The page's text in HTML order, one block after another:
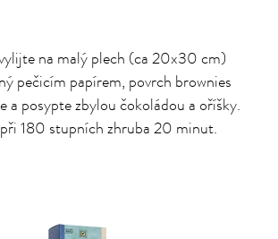
na malý plech (ca 20x30 cm)
pečicím papírem, povrch brownies
a posypte zbylou čokoládou a oříšky.
180 stupních zhruba 20 minut.